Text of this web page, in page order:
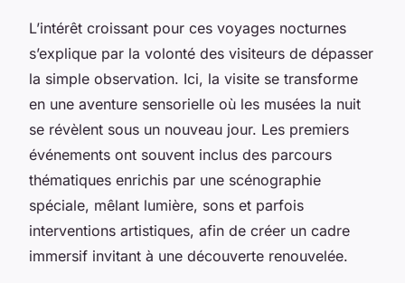
L’intérêt croissant pour ces voyages nocturnes
s’explique par la volonté des visiteurs de dépasser
la simple observation. Ici, la visite se transforme
en une aventure sensorielle où les musées la nuit
se révèlent sous un nouveau jour. Les premiers
événements ont souvent inclus des parcours
thématiques enrichis par une scénographie
spéciale, mêlant lumière, sons et parfois
interventions artistiques, afin de créer un cadre
immersif invitant à une découverte renouvelée.